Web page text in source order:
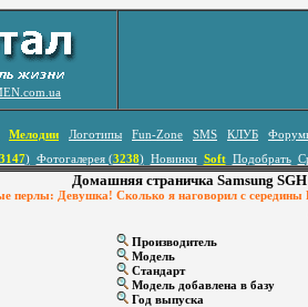
Мелодии Логотипы Fun-Zone SMS КЛУБ
) Фотогалерея (3238) Новинки Soft Подобрать
Домашняя страничка Samsung
перлы: Девушка! Сколько я наговорил с середины
Производитель
Модель
Стандарт
Модель добавлена в базу
Год выпуска